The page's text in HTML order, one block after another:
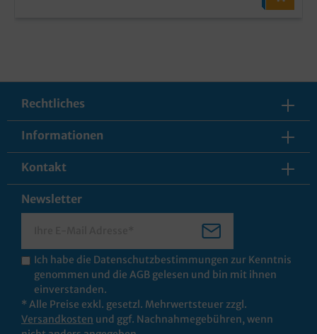
Rechtliches
Informationen
Kontakt
Newsletter
Ich habe die Datenschutzbestimmungen zur Kenntnis
genommen und die AGB gelesen und bin mit ihnen
einverstanden.
* Alle Preise exkl. gesetzl. Mehrwertsteuer zzgl.
Versandkosten und ggf. Nachnahmegebühren, wenn